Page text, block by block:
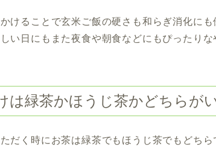
けることで玄米ご飯の硬さも和らぎ消化に
い日にもまた夜食や朝食などにもぴったりな
は緑茶かほうじ茶かどちらが
だく時にお茶は緑茶でもほうじ茶でもどち